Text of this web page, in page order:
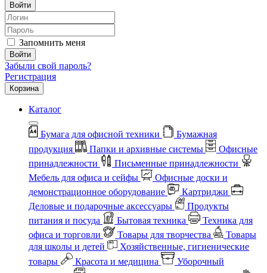
Войти
Запомнить меня
Войти
Забыли свой пароль?
Регистрация
Корзина
Каталог
Бумага для офисной техники
Бумажная
продукция
Папки и архивные системы
Офисные
принадлежности
Письменные принадлежности
Мебель для офиса и сейфы
Офисные доски и
демонстрационное оборудование
Картриджи
Деловые и подарочные аксессуары
Продукты
питания и посуда
Бытовая техника
Техника для
офиса и торговли
Товары для творчества
Товары
для школы и детей
Хозяйственные, гигиенические
товары
Красота и медицина
Уборочный